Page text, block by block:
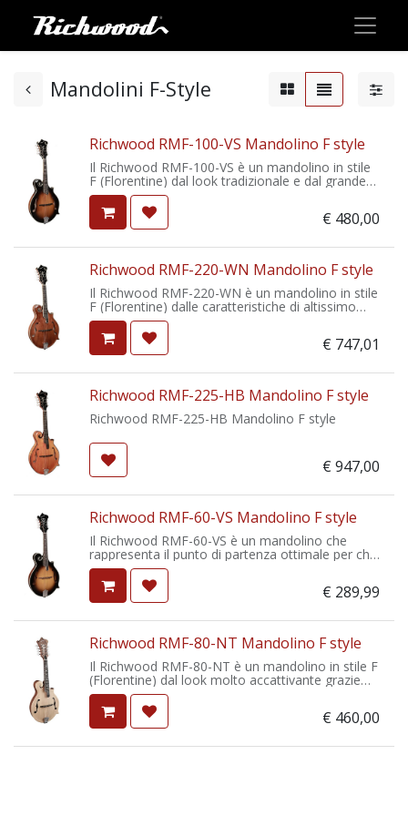
Mandolini F-Style
Richwood RMF-100-VS Mandolino F style
Il Richwood RMF-100-VS è un mandolino in stile
F (Florentine) dal look tradizionale e dal grande
suono). Come tutti gli strumenti della serie
Master di Richwood, viene settato
professionalmente prima di essere spedito.
€ 480,00
Richwood RMF-220-WN Mandolino F style
Il Richwood RMF-220-WN è un mandolino in stile
F (Florentine) dalle caratteristiche di altissimo
livello. Dettaglio sonoro, grande volume e
dettagli di pregio. Come tutti gli strumenti della
serie Master di Richwood viene settato
professionalmente prima di essere spedito.
€ 747,01
Richwood RMF-225-HB Mandolino F style
Richwood RMF-225-HB Mandolino F style
€ 947,00
Richwood RMF-60-VS Mandolino F style
Il Richwood RMF-60-VS è un mandolino che
rappresenta il punto di partenza ottimale per chi
inizia a suonare il mandolino. Versione in stile F
(Florentine) dal suono pieno e potente.
€ 289,99
Richwood RMF-80-NT Mandolino F style
Il Richwood RMF-80-NT è un mandolino in stile F
(Florentine) dal look molto accattivante grazie
alla finitura naturale. Questo strumento offre una
grande facilità di esecuzione unita ad un suono
dettagliato e potente. € 460,00